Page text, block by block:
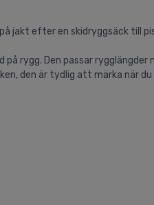
jakt efter en skidryggsäck
rygg. Den passar
den är tydlig att märka när